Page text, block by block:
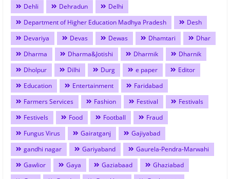
Dehli
Dehradun
Delhi
Department of Higher Education Madhya Pradesh
Desh
Devariya
Devas Dewas Dhamtari
Dhar
Dharma
Dharma&Jotishi Dharmik
Dharnik
Dholpur
Dilhi Durg e paper
Editor
Education
Entertainment
Faridabad
Farmers Services
Fashion Festival
Festivals
Festivels
Food Football
Fraud
Fungus Virus
Gairatganj
Gajiyabad
gandhi nagar
Gariyaband
Gaurela-Pendra-Marwahi
Gawlior
Gaya Gaziabaad
Ghaziabad